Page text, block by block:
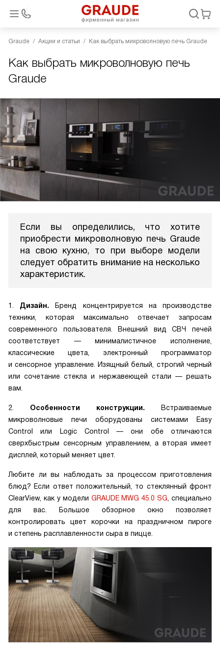
Graude Акции и статьи Как выбрать микроволновую печь Graude
Как выбрать микроволновую печь
Graude
Если вы определились, что хотите
приобрести микроволновую печь Graude
на свою кухню, то при выборе модели
следует обратить внимание на несколько
характеристик.
1. Дизайн. Бренд концентрируется на производстве
техники, которая максимально отвечает запросам
современного пользователя. Внешний вид СВЧ печей
соответствует — минималистичное исполнение,
классические цвета, электронный программатор
и сенсорное управление. Изящный белый, строгий черный
или сочетание стекла и нержавеющей стали — решать
вам.
2. Особенности конструкции. Встраиваемые
микроволновые печи оборудованы системами Easy
Control или Logic Control — они обе отличаются
сверхбыстрым сенсорным управлением, а вторая имеет
дисплей, который меняет цвет.
Любите ли вы наблюдать за процессом приготовления
блюд? Если ответ положительный, то стеклянный фронт
ClearView, как у модели GRAUDE MWG 45.0 SG , специально
для вас. Большое обзорное окно позволяет
контролировать цвет корочки на праздничном пироге
и степень расплавленности сыра в пицце.